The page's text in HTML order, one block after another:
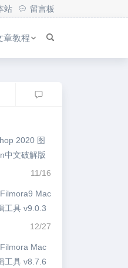
站 留言板
章教程
2020 图
中文破解版
11/16
Mac
工具 v9.0.3
12/27
Mac
工具 v8.7.6